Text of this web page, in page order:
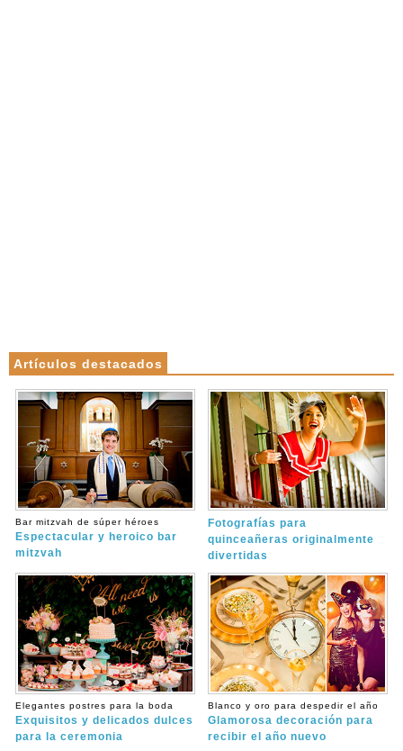
Artículos destacados
Bar mitzvah de súper héroes
Espectacular y heroico bar
mitzvah
Fotografías para
quinceañeras originalmente
divertidas
Elegantes postres para la boda
Exquisitos y delicados dulces
para la ceremonia
Blanco y oro para despedir el año
Glamorosa decoración para
recibir el año nuevo